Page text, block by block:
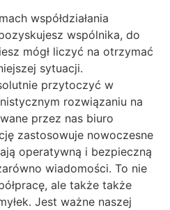
współdziałania
wspólnika, do
mógł liczyć na otrzymać
sytuacji.
przytoczyć w
rozwiązaniu na
przez nas biuro
zastosowuje nowoczesne
operatywną i bezpieczną
wiadomości. To nie
ale także także
Jest ważne naszej